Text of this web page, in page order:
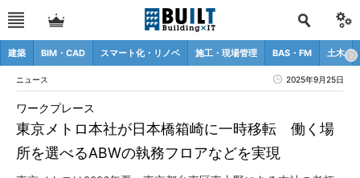
建築 BIM・CAD スマート化・リノベ 施工・現場管理 BAS・FM 土木
ニュース 2025年9月25日
東京メトロ本社が日本橋箱崎に一時移転 働く場
所を選べるABWの執務フロアなどを実現
ワークプレース